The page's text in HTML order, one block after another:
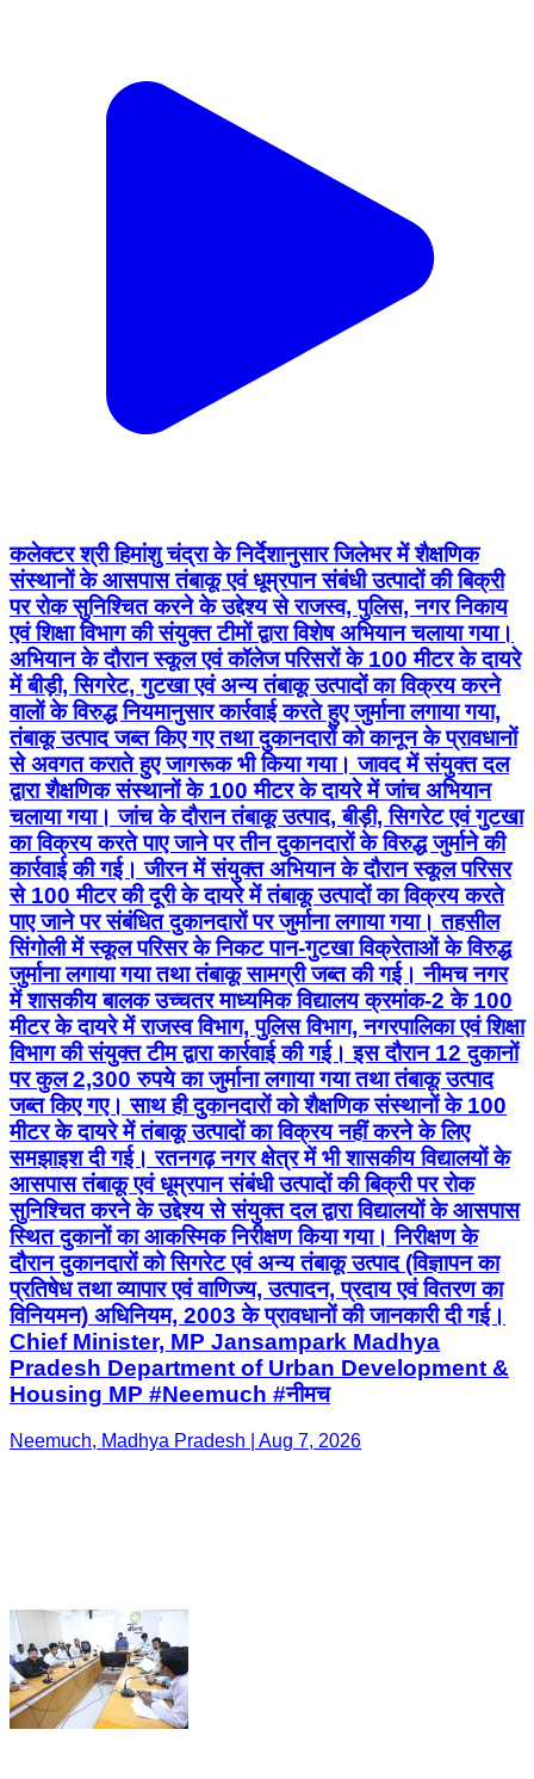
कलेक्टर श्री हिमांशु चंद्रा के निर्देशानुसार जिलेभर में शैक्षणिक
संस्थानों के आसपास तंबाकू एवं धूम्रपान संबंधी उत्पादों की बिक्री
पर रोक सुनिश्चित करने के उद्देश्य से राजस्व, पुलिस, नगर निकाय
एवं शिक्षा विभाग की संयुक्त टीमों द्वारा विशेष अभियान चलाया गया।
अभियान के दौरान स्कूल एवं कॉलेज परिसरों के 100 मीटर के दायरे
में बीड़ी, सिगरेट, गुटखा एवं अन्य तंबाकू उत्पादों का विक्रय करने
वालों के विरुद्ध नियमानुसार कार्रवाई करते हुए जुर्माना लगाया गया,
तंबाकू उत्पाद जब्त किए गए तथा दुकानदारों को कानून के प्रावधानों
से अवगत कराते हुए जागरूक भी किया गया। जावद में संयुक्त दल
द्वारा शैक्षणिक संस्थानों के 100 मीटर के दायरे में जांच अभियान
चलाया गया। जांच के दौरान तंबाकू उत्पाद, बीड़ी, सिगरेट एवं गुटखा
का विक्रय करते पाए जाने पर तीन दुकानदारों के विरुद्ध जुर्माने की
कार्रवाई की गई। जीरन में संयुक्त अभियान के दौरान स्कूल परिसर
से 100 मीटर की दूरी के दायरे में तंबाकू उत्पादों का विक्रय करते
पाए जाने पर संबंधित दुकानदारों पर जुर्माना लगाया गया। तहसील
सिंगोली में स्कूल परिसर के निकट पान-गुटखा विक्रेताओं के विरुद्ध
जुर्माना लगाया गया तथा तंबाकू सामग्री जब्त की गई। नीमच नगर
में शासकीय बालक उच्चतर माध्यमिक विद्यालय क्रमांक-2 के 100
मीटर के दायरे में राजस्व विभाग, पुलिस विभाग, नगरपालिका एवं शिक्षा
विभाग की संयुक्त टीम द्वारा कार्रवाई की गई। इस दौरान 12 दुकानों
पर कुल 2,300 रुपये का जुर्माना लगाया गया तथा तंबाकू उत्पाद
जब्त किए गए। साथ ही दुकानदारों को शैक्षणिक संस्थानों के 100
मीटर के दायरे में तंबाकू उत्पादों का विक्रय नहीं करने के लिए
समझाइश दी गई। रतनगढ़ नगर क्षेत्र में भी शासकीय विद्यालयों के
आसपास तंबाकू एवं धूम्रपान संबंधी उत्पादों की बिक्री पर रोक
सुनिश्चित करने के उद्देश्य से संयुक्त दल द्वारा विद्यालयों के आसपास
स्थित दुकानों का आकस्मिक निरीक्षण किया गया। निरीक्षण के
दौरान दुकानदारों को सिगरेट एवं अन्य तंबाकू उत्पाद (विज्ञापन का
प्रतिषेध तथा व्यापार एवं वाणिज्य, उत्पादन, प्रदाय एवं वितरण का
विनियमन) अधिनियम, 2003 के प्रावधानों की जानकारी दी गई।
Chief Minister, MP Jansampark Madhya
Pradesh Department of Urban Development &
Housing MP #Neemuch #नीमच
Neemuch, Madhya Pradesh | Aug 7, 2026